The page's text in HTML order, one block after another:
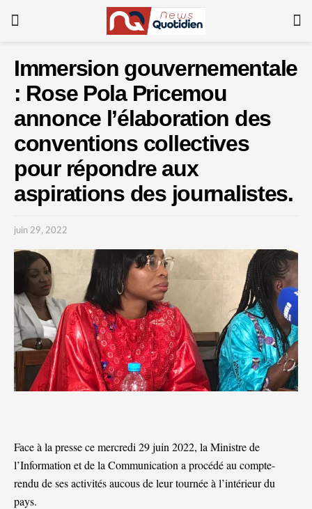
Immersion gouvernementale
: Rose Pola Pricemou
annonce l’élaboration des
conventions collectives
pour répondre aux
aspirations des journalistes.
juin 29, 2022
Face à la presse ce mercredi 29 juin 2022, la Ministre de
l’Information et de la Communication a procédé au compte-
rendu de ses activités aucous de leur tournée à l’intérieur du
pays.